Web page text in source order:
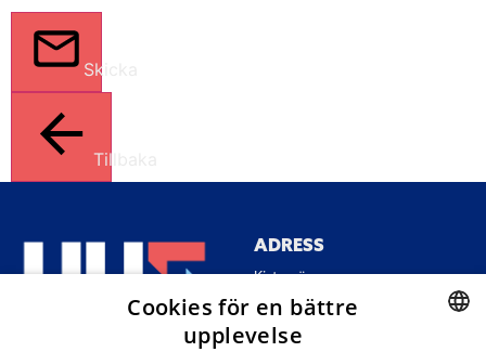
Skicka
Tillbaka
ADRESS
Kistamässan
Arne Beurlings Torg 5,
164 40 Kista
Cookies för en bättre
upplevelse